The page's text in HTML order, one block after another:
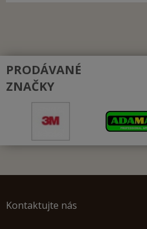
PRODÁVANÉ
ZNAČKY
Kontaktujte nás